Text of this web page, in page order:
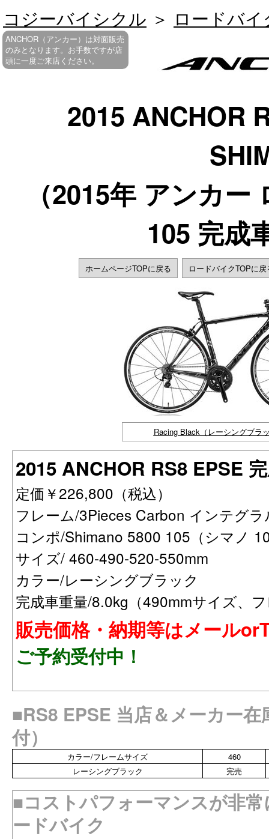
コジーバイシクル ＞ ロードバイ
2015 ANCHOR
（2015年 アンカ
105 完成
ANCHOR（アンカー）は対面販売
のみとなります。お手数ですが店
頭に一度ご来店ください。
ホームページTOPに戻る ロードバイクTOPに戻
Racing Black（レーシングブラ
2015 ANCHOR RS8 EPSE
定価￥226,800（税込）
フレーム/3Pieces Carbon インテグ
コンポ/Shimano 5800 105（シマノ
サイズ/ 460-490-520-550mm
カラー/レーシングブラック
完成車重量/8.0kg（490mmサイズ、
販売価格・納期等はメール
ご予約受付中！
■RS8 EPSE 当店＆メーカー
付）
カラー/フレームサイズ
460
レーシングブラック
完売
■コストパフォーマンスが非
ードバイク